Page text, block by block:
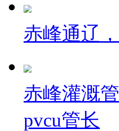
赤峰通辽
赤峰灌溉
pvcu管长